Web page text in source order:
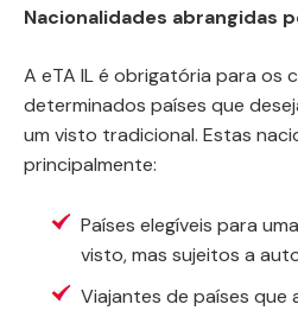
Nacionalidades abrangidas
A eTA IL é obrigatória para os
determinados países que
um visto tradicional. Estas
principalmente:
Países elegíveis para
visto, mas sujeitos a
Viajantes de países que